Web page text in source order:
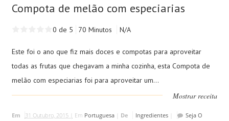
Compota de melão com especiarias
0 de 5 70 Minutos N/A
Este foi o ano que fiz mais doces e compotas para aproveitar
todas as frutas que chegavam a minha cozinha, esta Compota de
melão com especiarias foi para aproveitar um...
Mostrar receita
Em 31 Outubro, 2015 | Em Portuguesa| De Ingredientes|
Seja O